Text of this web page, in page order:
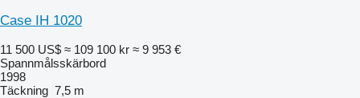
Case IH 1020
11 500 US$ ≈ 109 100 kr ≈ 9 953 €
Spannmålsskärbord
1998
Täckning 7,5 m